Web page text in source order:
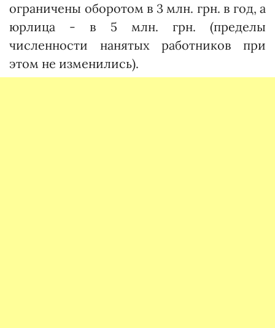
ограничены оборотом в 3 млн. грн. в год, а
юрлица - в 5 млн. грн. (пределы
численности нанятых работников при
этом не изменились).